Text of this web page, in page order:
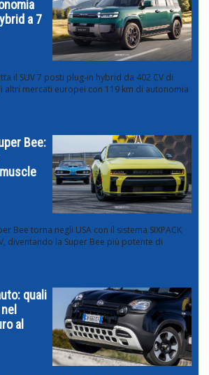
a 7
il SUV 7 posti plug-in hybrid da 402 CV di
altri mercati europei con 119 km di autonomia
Bee:
Bee torna negli USA con il sistema SIXPACK
diventando la Super Bee più potente di
quali
al